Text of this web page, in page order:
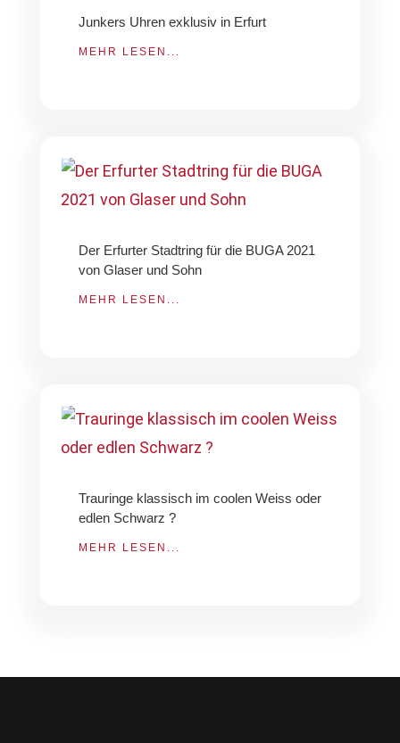
Junkers Uhren exklusiv in Erfurt
MEHR LESEN...
Der Erfurter Stadtring für die BUGA 2021
von Glaser und Sohn
MEHR LESEN...
Trauringe klassisch im coolen Weiss oder
edlen Schwarz ?
MEHR LESEN...